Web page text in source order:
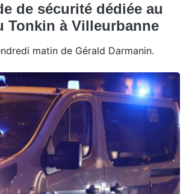
de sécurité dédiée au
Tonkin à Villeurbanne
matin de Gérald Darmanin.